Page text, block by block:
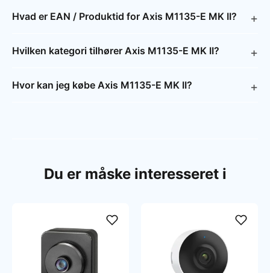
Hvad er EAN / Produktid for Axis M1135-E MK II?
Hvilken kategori tilhører Axis M1135-E MK II?
Hvor kan jeg købe Axis M1135-E MK II?
Du er måske interesseret i